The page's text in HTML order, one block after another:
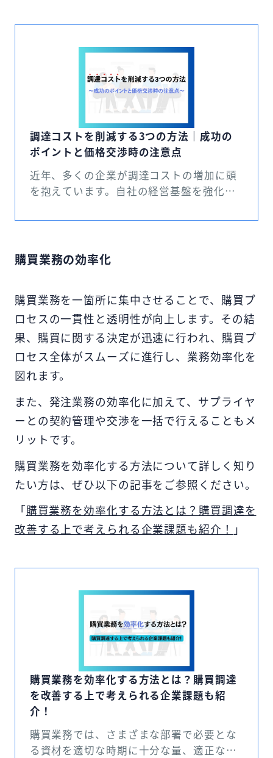
調達コストを削減する3つの方法｜成功の
ポイントと価格交渉時の注意点
近年、多くの企業が調達コストの増加に頭
を抱えています。自社の経営基盤を強化す
の削減は重要な課題です。 今回は、調達コ
を削減する3つの方法や調達コストの削減を
成功させる重要なポイント、価格交渉時の
減に役立てられる「購買管理プラットフォ
ーム」についても紹介しますので、ぜひ最
後までご覧ください。
購買業務の効率化
購買業務を一箇所に集中させることで、購買プ
ロセスの一貫性と透明性が向上します。その結
果、購買に関する決定が迅速に行われ、購買プ
ロセス全体がスムーズに進行し、業務効率化を
図れます。
また、発注業務の効率化に加えて、サプライヤ
ーとの契約管理や交渉を一括で行えることもメ
リットです。
購買業務を効率化する方法について詳しく知り
たい方は、ぜひ以下の記事をご参照ください。
「購買業務を効率化する方法とは？購買調達を
改善する上で考えられる企業課題も紹介！ 」
購買業務を効率化する方法とは？購買調達
を改善する上で考えられる企業課題も紹
介！
購買業務では、さまざまな部署で必要とな
る資材を適切な時期に十分な量、適正な価